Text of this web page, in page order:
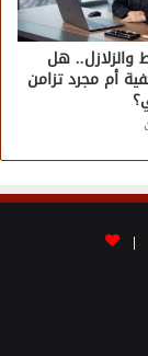
والزلازل.. هل
أم مجرد تزامن